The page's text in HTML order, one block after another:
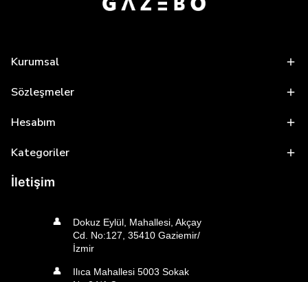
Kurumsal
Sözleşmeler
Hesabım
Kategoriler
İletişim
👤
Dokuz Eylül, Mahallesi, Akçay
Cd. No:127, 35410 Gaziemir/
İzmir
👤
Ilıca Mahallesi 5003 Sokak